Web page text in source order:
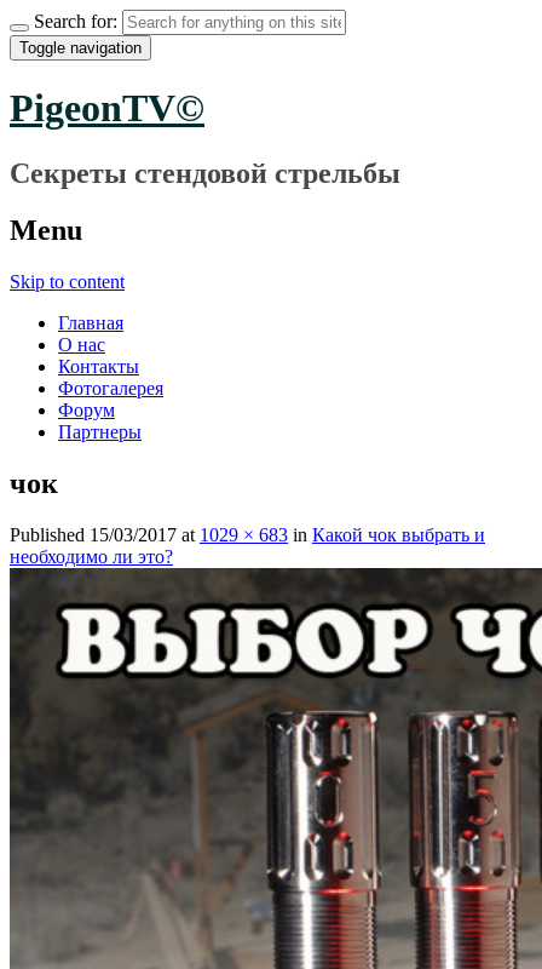
Search for:
Toggle navigation
PigeonTV©
Секреты стендовой стрельбы
Menu
Skip to content
Главная
О нас
Контакты
Фотогалерея
Форум
Партнеры
чок
Published 15/03/2017 at 1029 × 683 in Какой чок выбрать и
необходимо ли это?